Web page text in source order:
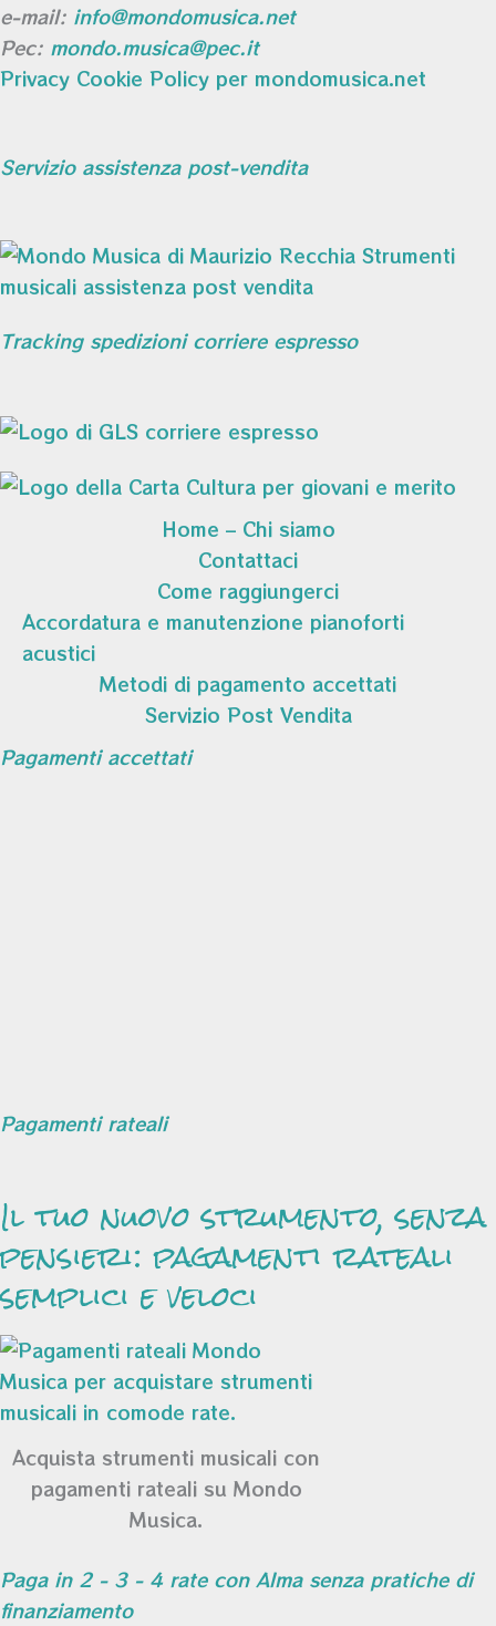
e-mail: info@mondomusica.net
Pec: mondo.musica@pec.it
Privacy Cookie Policy per mondomusica.net
Servizio assistenza post-vendita
Tracking spedizioni corriere espresso
Home – Chi siamo
Contattaci
Come raggiungerci
Accordatura e manutenzione pianoforti
acustici
Metodi di pagamento accettati
Servizio Post Vendita
Pagamenti accettati
Pagamenti rateali
Il tuo nuovo strumento, senza
pensieri: pagamenti rateali
semplici e veloci
Acquista strumenti musicali con
pagamenti rateali su Mondo
Musica.
Paga in 2 - 3 - 4 rate con Alma senza pratiche di
finanziamento